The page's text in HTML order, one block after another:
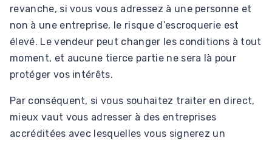
revanche, si vous vous adressez à une personne et
non à une entreprise, le risque d’escroquerie est
élevé. Le vendeur peut changer les conditions à tout
moment, et aucune tierce partie ne sera là pour
protéger vos intérêts.
Par conséquent, si vous souhaitez traiter en direct,
mieux vaut vous adresser à des entreprises
accréditées avec lesquelles vous signerez un